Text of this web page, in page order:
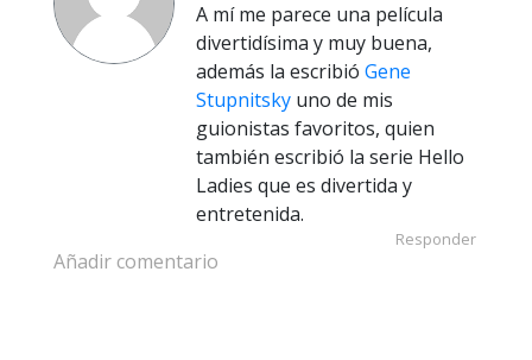
A mí me parece una película
divertidísima y muy buena,
además la escribió Gene
Stupnitsky uno de mis
guionistas favoritos, quien
también escribió la serie Hello
Ladies que es divertida y
entretenida.
Responder
Añadir comentario